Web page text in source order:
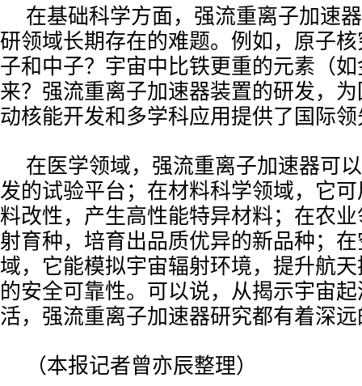
在基础科学方面，强流重离子加速
研领域长期存在的难题。例如，原子
子和中子？宇宙中比铁更重的元素（
来？强流重离子加速器装置的研发，
动核能开发和多学科应用提供了国际
在医学领域，强流重离子加速器可
发的试验平台；在材料科学领域，它
料改性，产生高性能特异材料；在农
射育种，培育出品质优异的新品种；
域，它能模拟宇宙辐射环境，提升航
的安全可靠性。可以说，从揭示宇宙
活，强流重离子加速器研究都有着深
（本报记者曾亦辰整理）